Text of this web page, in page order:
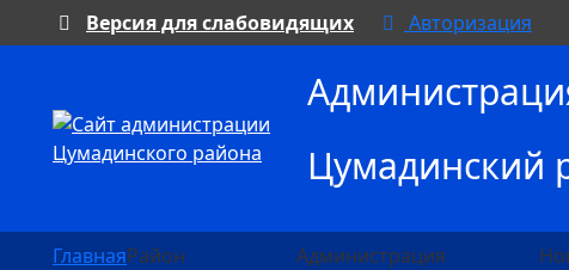
Версия для слабовидящих Авторизация
Цумадинский
ГлавнаяРайон Администрация